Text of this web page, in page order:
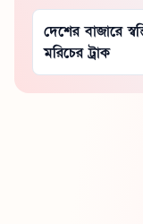
দেশের বাজারে
মরিচের ট্রাক